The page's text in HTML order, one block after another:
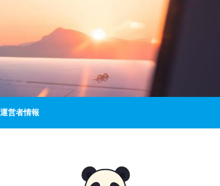
運営者情報